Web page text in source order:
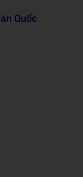
Quốc